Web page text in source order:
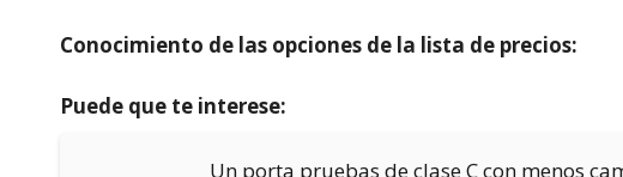
Conocimiento de las opciones de la lista de precios:
Puede que te interese:
Un porta pruebas de clase C con menos